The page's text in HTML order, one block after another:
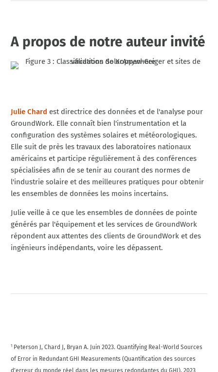
A propos de notre auteur invité
Julie Chard est directrice des données et de l'analyse pour
GroundWork. Elle connaît bien l'instrumentation et la
configuration des systèmes solaires et météorologiques.
Elle suit de près les travaux des laboratoires nationaux
américains et participe régulièrement à des conférences
spécialisées afin de se tenir au courant des normes de
l'industrie solaire et des meilleures pratiques pour obtenir
les ensembles de données les moins incertains.
Julie veille à ce que les ensembles de données de pointe
générés par l'équipement et les services de GroundWork
répondent aux attentes des clients de GroundWork et des
ingénieurs indépendants, voire les dépassent.
1Peterson J, Chard J, Bryan A. Juin 2023. Quantifying Real-World Sources
of Error in Redundant GHI Measurements (Quantification des sources
d'erreur du monde réel dans les mesures redondantes du GHI). 2023